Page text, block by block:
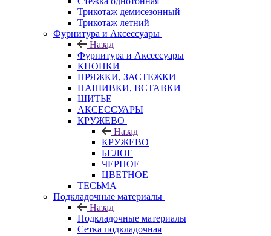
Трикотаж демисезонный
Трикотаж летний
Фурнитура и Аксессуары
Назад
Фурнитура и Аксессуары
КНОПКИ
ПРЯЖКИ, ЗАСТЕЖКИ
НАШИВКИ, ВСТАВКИ
ШИТЬЕ
АКСЕССУАРЫ
КРУЖЕВО
Назад
КРУЖЕВО
БЕЛОЕ
ЧЕРНОЕ
ЦВЕТНОЕ
ТЕСЬМА
Подкладочные материалы
Назад
Подкладочные материалы
Сетка подкладочная